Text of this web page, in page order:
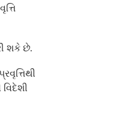
શકે છે.